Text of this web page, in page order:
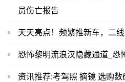
员伤亡报告
天天亮点！频繁推新车，二线
恐怖黎明流浪汉隐藏通道_恐
资讯推荐:考驾照 摘镜 选购